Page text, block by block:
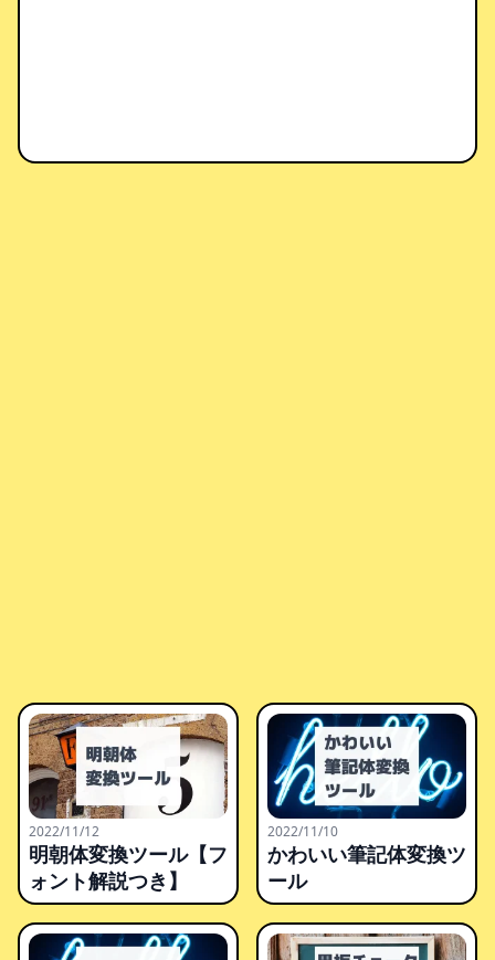
2022/11/12
明朝体変換ツール【フ
ォント解説つき】
2022/11/10
かわいい筆記体変換ツ
ール